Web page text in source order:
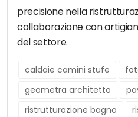
precisione nella
collaborazione con
del settore.
caldaie camini stufe
geometra architetto
ristrutturazione bagno